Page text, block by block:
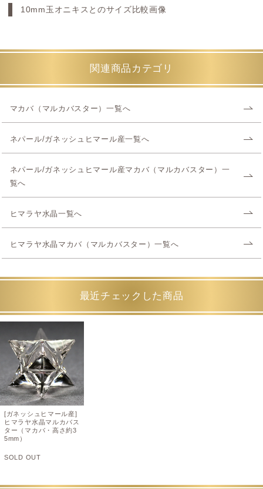
10mm玉オニキスとのサイズ比較画像
関連商品カテゴリ
マカバ（マルカバスター）一覧へ
ネパール/ガネッシュヒマール産一覧へ
ネパール/ガネッシュヒマール産マカバ（マルカバスター）一
覧へ
ヒマラヤ水晶一覧へ
ヒマラヤ水晶マカバ（マルカバスター）一覧へ
最近チェックした商品
[ガネッシュヒマール産]
ヒマラヤ水晶マルカバス
ター（マカバ・高さ約3
5mm）
SOLD OUT